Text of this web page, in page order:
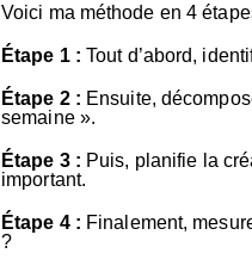
Voici ma méthode en 4
Étape 1 : Tout d’abord,
Étape 2 : Ensuite,
semaine ».
Étape 3 : Puis, planifie la
important.
Étape 4 : Finalement,
?